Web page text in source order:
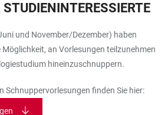
und November/Dezember) haben
an Vorlesungen teilzunehmen
hineinzuschnuppern.
Schnuppervorlesungen finden Sie hier: